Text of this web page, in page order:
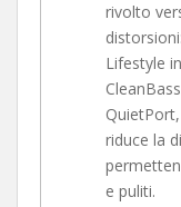
rivolto
Lifestyle
riduce la
e puliti.